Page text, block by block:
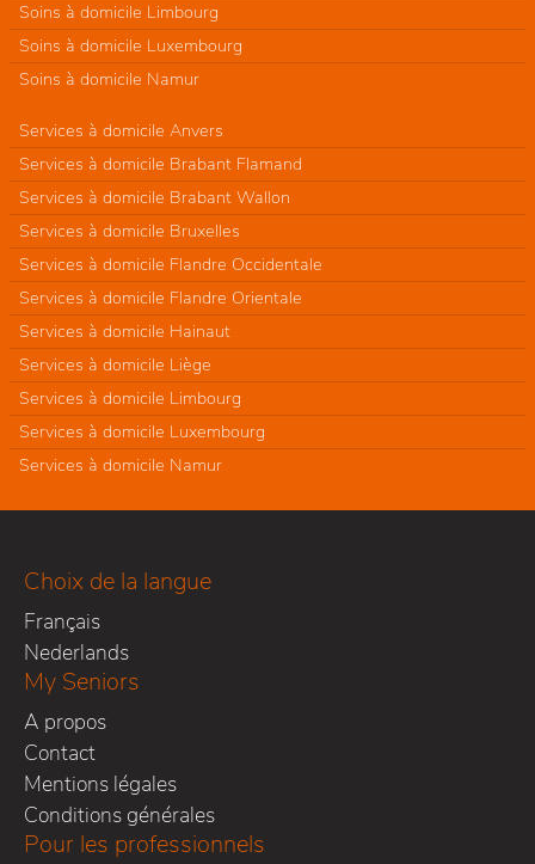
Soins à domicile Limbourg
Soins à domicile Luxembourg
Soins à domicile Namur
Services à domicile Anvers
Services à domicile Brabant Flamand
Services à domicile Brabant Wallon
Services à domicile Bruxelles
Services à domicile Flandre Occidentale
Services à domicile Flandre Orientale
Services à domicile Hainaut
Services à domicile Liège
Services à domicile Limbourg
Services à domicile Luxembourg
Services à domicile Namur
Choix de la langue
Français
Nederlands
My Seniors
A propos
Contact
Mentions légales
Conditions générales
Pour les professionnels